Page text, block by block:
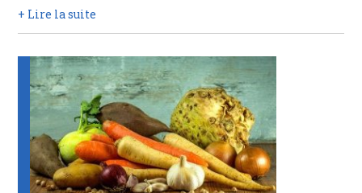
+ Lire la suite